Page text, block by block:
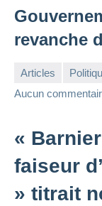
revanche
Articles
Aucun
«
faiseur
» titrait